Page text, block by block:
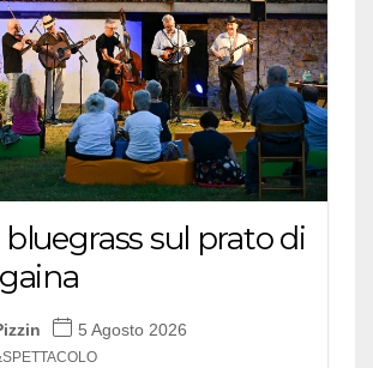
bluegrass sul prato di
5 Agosto 2026